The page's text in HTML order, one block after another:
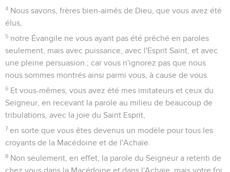
sauvés, en sorte qu'ils ne cessent de mettre le comble à
leurs péchés. Mais la colère a fini par les atteindre.
Paul désire revoir les Thessaloniciens
Pour nous, frères, après avoir été quelque temps séparés
plus ardemment le vif désir de vous voir.
Aussi voulions-nous aller vers vous, du moins moi Paul,
Qui est, en effet, notre espérance, ou notre joie, ou notre
Seigneur Jésus, lors de son avènement ?